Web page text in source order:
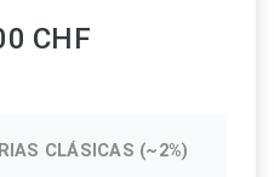
CHF
CLÁSICAS (~2%)